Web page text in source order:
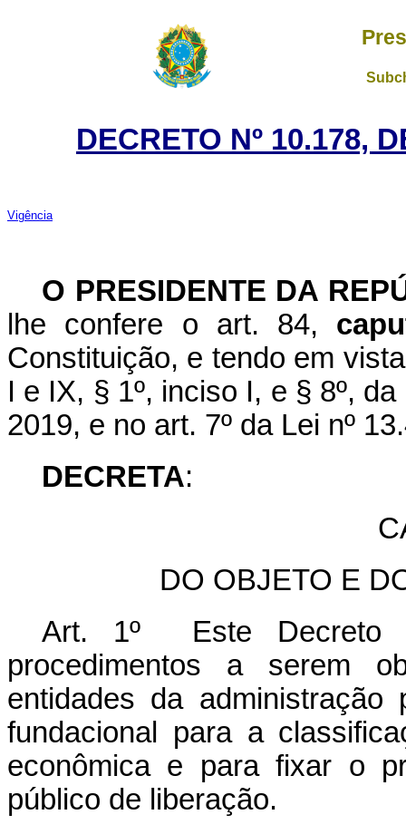
DECRETO Nº 10.178,
Vigência
O PRESIDENTE DA
lhe confere o art. 84,
Constituição, e tendo em
I e IX, § 1º, inciso I, e § 8º,
2019, e no art. 7º da Lei nº
DECRETA:
DO OBJETO E
Art. 1º Este Decreto
procedimentos a serem
entidades da
fundacional para a
econômica e para fixar o
público de liberação.